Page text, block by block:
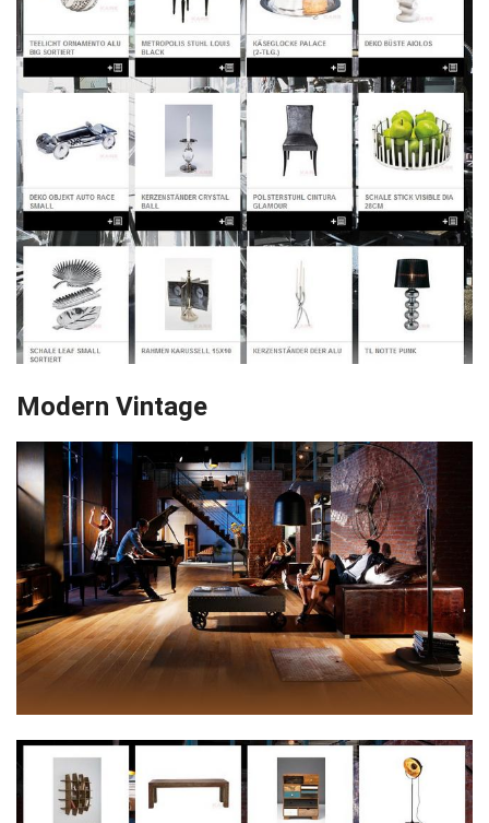
Modern Vintage